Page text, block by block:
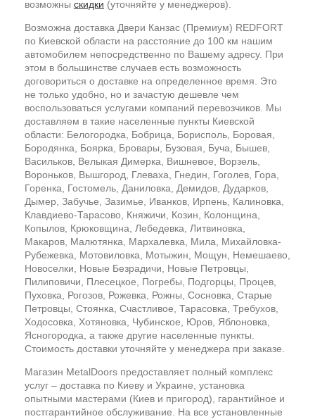
возможны скидки (уточняйте у менеджеров).
Возможна доставка Двери Канзас (Премиум) REDFORT
по Киевской области на расстояние до 100 км нашим
автомобилем непосредственно по Вашему адресу. При
этом в большинстве случаев есть возможность
договориться о доставке на определенное время. Это
не только удобно, но и зачастую дешевле чем
воспользоваться услугами компаний перевозчиков. Мы
доставляем в такие населенные пункты Киевской
области: Белогородка, Бобрица, Борисполь, Боровая,
Бородянка, Боярка, Бровары, Бузовая, Буча, Бышев,
Васильков, Велыкая Димерка, Вишневое, Ворзель,
Вороньков, Вышгород, Глеваха, Гнедин, Гоголев, Гора,
Горенка, Гостомель, Даниловка, Демидов, Дударков,
Дымер, Забучье, Зазимье, Иванков, Ирпень, Калиновка,
Клавдиево-Тарасово, Княжичи, Козин, Колонщина,
Копылов, Крюковщина, Лебедевка, Литвиновка,
Макаров, Малютянка, Мархалевка, Мила, Михайловка-
Рубежевка, Мотовиловка, Мотыжин, Мощун, Немешаево,
Новоселки, Новые Безрадичи, Новые Петровцы,
Пилиповичи, Плесецкое, Погребы, Подгорцы, Процев,
Пуховка, Рогозов, Рожевка, Рожны, Сосновка, Старые
Петровцы, Стоянка, Счастливое, Тарасовка, Требухов,
Ходосовка, Хотяновка, Чубинское, Юров, Яблоновка,
Ясногородка, а также другие населенные пункты.
Стоимость доставки уточняйте у менеджера при заказе.
Магазин MetalDoors предоставляет полный комплекс
услуг – доставка по Киеву и Украине, установка
опытными мастерами (Киев и пригород), гарантийное и
постгарантийное обслуживание. На все установленные